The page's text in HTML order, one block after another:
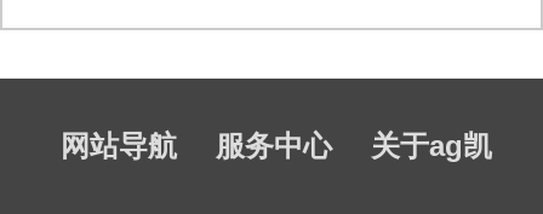
网站导航 服务中心 关于ag凯